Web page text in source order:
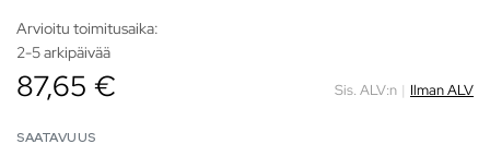
Arvioitu toimitusaika:
2-5 arkipäivää
87,65 € Sis. ALV:n | Ilman ALV
SAATAVUUS